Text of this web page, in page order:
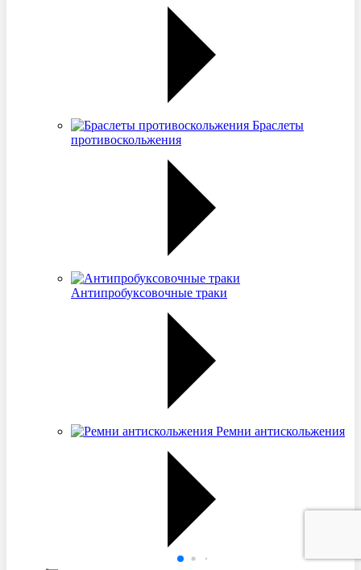
Браслеты
противоскольжения
Антипробуксовочные траки
Ремни антискольжения